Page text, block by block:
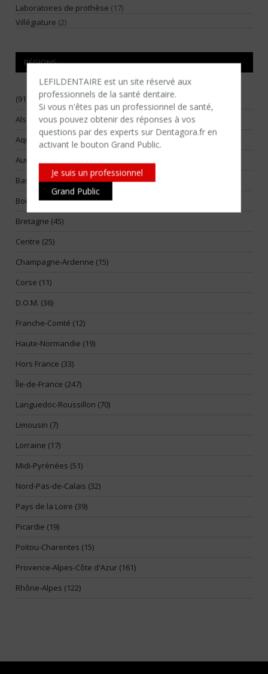
LEFILDENTAIRE est un site réservé aux
professionnels de la santé dentaire.
Si vous n'êtes​ pas un professionnel de santé,
vous pouvez obtenir des réponses à vos
questions par des experts sur Dentagora.fr en
activant le bouton Grand Public.
Je suis un professionnel
Grand Public
Laboratoires de prothèse (17)
Villégiature (2)
RÉGIONS
(91)
Alsace (17)
Aquitaine (55)
Auvergne (14)
Basse-Normandie (25)
Bourgogne (26)
Bretagne (45)
Centre (25)
Champagne-Ardenne (15)
Corse (11)
D.O.M. (36)
Franche-Comté (12)
Haute-Normandie (19)
Hors France (33)
Île-de-France (247)
Languedoc-Roussillon (70)
Limousin (7)
Lorraine (17)
Midi-Pyrénées (51)
Nord-Pas-de-Calais (32)
Pays de la Loire (39)
Picardie (19)
Poitou-Charentes (15)
Provence-Alpes-Côte d'Azur (161)
Rhône-Alpes (122)